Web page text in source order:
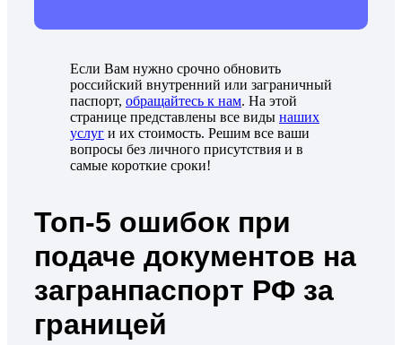
Если Вам нужно срочно обновить
российский внутренний или заграничный
паспорт, обращайтесь к нам. На этой
странице представлены все виды наших
услуг и их стоимость. Решим все ваши
вопросы без личного присутствия и в
самые короткие сроки!
Топ-5 ошибок при
подаче документов на
загранпаспорт РФ за
границей